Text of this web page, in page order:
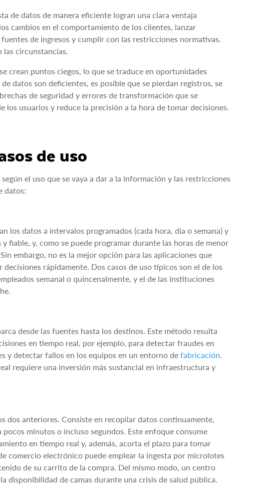
de datos de manera eficiente logran una clara ventaja
cambios en el comportamiento de los clientes, lanzar
de ingresos y cumplir con las restricciones normativas.
las circunstancias.
crean puntos ciegos, lo que se traduce en oportunidades
datos son deficientes, es posible que se pierdan registros, se
de seguridad y errores de transformación que se
los usuarios y reduce la precisión a la hora de tomar decisiones.
de uso
el uso que se vaya a dar a la información y las restricciones
datos:
los datos a intervalos programados (cada hora, día o semana) y
fiable, y, como se puede programar durante las horas de menor
embargo, no es la mejor opción para las aplicaciones que
rápidamente. Dos casos de uso típicos son el de los
semanal o quincenalmente, y el de las instituciones
desde las fuentes hasta los destinos. Este método resulta
en tiempo real, por ejemplo, para detectar fraudes en
y detectar fallos en los equipos en un entorno de fabricación.
requiere una inversión más sustancial en infraestructura y
dos anteriores. Consiste en recopilar datos continuamente,
minutos o incluso segundos. Este enfoque consume
en tiempo real y, además, acorta el plazo para tomar
comercio electrónico puede emplear la ingesta por microlotes
de su carrito de la compra. Del mismo modo, un centro
disponibilidad de camas durante una crisis de salud pública.